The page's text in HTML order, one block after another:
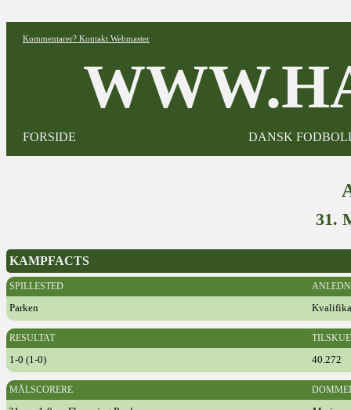
Kommentarer? Kontakt Webmaster
FORSIDE DANSK
31.
KAMPFACTS
SPILLESTED
Parken
RESULTAT
1-0 (1-0) 40.272
MÅLSCORERE